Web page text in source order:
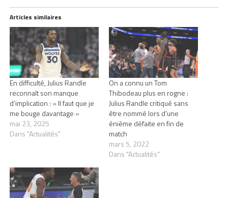
Articles similaires
En difficulté, Julius Randle
reconnaît son manque
d’implication : « Il faut que je
me bouge davantage »
mai 23, 2025
Dans "Actualités"
On a connu un Tom
Thibodeau plus en rogne :
Julius Randle critiqué sans
être nommé lors d’une
énième défaite en fin de
match
mars 5, 2022
Dans "Actualités"